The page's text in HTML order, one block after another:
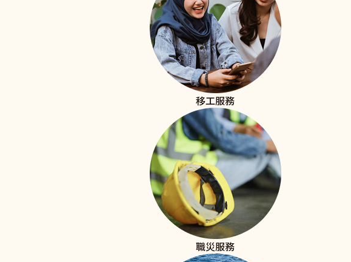
移工服務
職災服務